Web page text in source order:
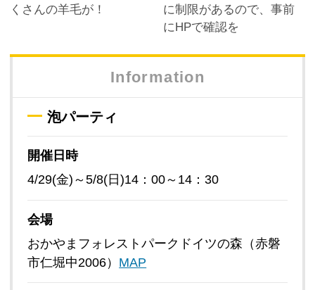
くさんの羊毛が！
に制限があるので、事前
にHPで確認を
Information
泡パーティ
開催日時
4/29(金)～5/8(日)14：00～14：30
会場
おかやまフォレストパークドイツの森（赤磐
市仁堀中2006） MAP